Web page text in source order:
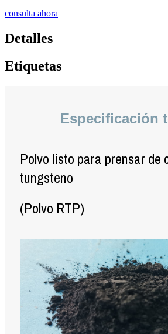
consulta ahora
Detalles
Etiquetas
Especificación
Polvo listo para prensar de
tungsteno
(Polvo RTP)